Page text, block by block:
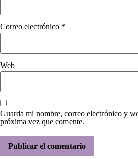
Correo electrónico *
Web
Guarda mi nombre, correo electrónico y
próxima vez que comente.